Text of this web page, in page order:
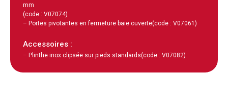
mm
(code : V07074)
– Portes pivotantes en fermeture baie ouverte(code : V07061)
Accessoires :
– Plinthe inox clipsée sur pieds standards(code : V07082)